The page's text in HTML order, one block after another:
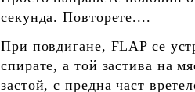
секунда. Повторете....
При повдигане, FLAP се
спирате, а той застива на
застой, с предна част